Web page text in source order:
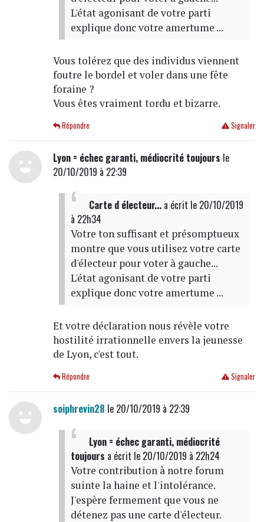
L'état agonisant de votre parti
explique donc votre amertume ...
Vous tolérez que des individus viennent
foutre le bordel et voler dans une fête
foraine ?
Vous êtes vraiment tordu et bizarre.
Signaler
Répondre
Lyon = échec garanti, médiocrité toujours le
20/10/2019 à 22:39
Carte d électeur...a écrit le 20/10/2019
à 22h34
Votre ton suffisant et présomptueux
montre que vous utilisez votre carte
d'électeur pour voter à gauche...
L'état agonisant de votre parti
explique donc votre amertume ...
Et votre déclaration nous révèle votre
hostilité irrationnelle envers la jeunesse
de Lyon, c'est tout.
Signaler
Répondre
soiphrevin28 le 20/10/2019 à 22:39
Lyon = échec garanti, médiocrité
toujours a écrit le 20/10/2019 à 22h24
Votre contribution à notre forum
suinte la haine et l'intolérance.
J'espère fermement que vous ne
détenez pas une carte d'électeur.